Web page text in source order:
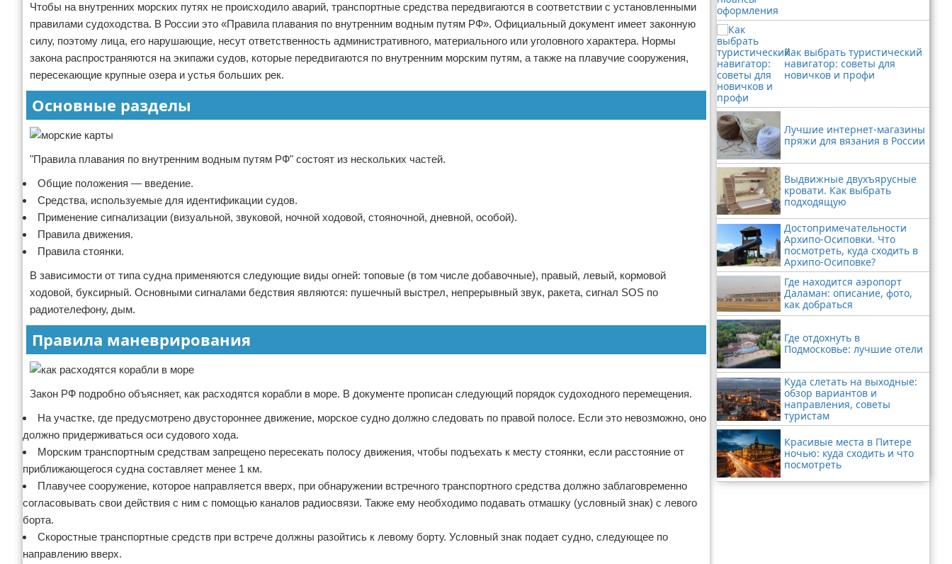
Турагенства
Экстримальный отдых
Разное про отдых
Чтобы на внутренних морских путях не происходило аварий, транспортные средства передвигаются в соответствии с установленными
правилами судоходства. В России это «Правила плавания по внутренним водным путям РФ». Официальный документ имеет законную
силу, поэтому лица, его нарушающие, несут ответственность административного, материального или уголовного характера. Нормы
закона распространяются на экипажи судов, которые передвигаются по внутренним морским путям, а также на плавучие сооружения,
пересекающие крупные озера и устья больших рек.
Основные разделы
"Правила плавания по внутренним водным путям РФ" состоят из нескольких частей.
Общие положения — введение.
Средства, используемые для идентификации судов.
Применение сигнализации (визуальной, звуковой, ночной ходовой, стояночной, дневной, особой).
Правила движения.
Правила стоянки.
В зависимости от типа судна применяются следующие виды огней: топовые (в том числе добавочные), правый, левый, кормовой
ходовой, буксирный. Основными сигналами бедствия являются: пушечный выстрел, непрерывный звук, ракета, сигнал SOS по
радиотелефону, дым.
Правила маневрирования
Закон РФ подробно объясняет, как расходятся корабли в море. В документе прописан следующий порядок судоходного перемещения.
На участке, где предусмотрено двустороннее движение, морское судно должно следовать по правой полосе. Если это невозможно, оно
должно придерживаться оси судового хода.
Морским транспортным средствам запрещено пересекать полосу движения, чтобы подъехать к месту стоянки, если расстояние от
приближающегося судна составляет менее 1 км.
Плавучее сооружение, которое направляется вверх, при обнаружении встречного транспортного средства должно заблаговременно
согласовывать свои действия с ним с помощью каналов радиосвязи. Также ему необходимо подавать отмашку (условный знак) с левого
борта.
Скоростные транспортные средств при встрече должны разойтись к левому борту. Условный знак подает судно, следующее по
направлению вверх.
Как выбрать туристический
навигатор: советы для
новичков и профи
Лучшие интернет-магазины
пряжи для вязания в России
Выдвижные двухъярусные
кровати. Как выбрать
подходящую
Достопримечательности
Архипо-Осиповки. Что
посмотреть, куда сходить в
Архипо-Осиповке?
Где находится аэропорт
Даламан: описание, фото,
как добраться
Где отдохнуть в
Подмосковье: лучшие отели
Куда слетать на выходные:
обзор вариантов и
направления, советы
туристам
Красивые места в Питере
ночью: куда сходить и что
посмотреть